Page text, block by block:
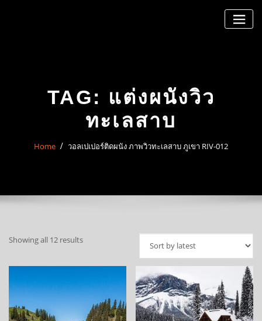
TAG: แต่งผนังวิว
ทะเลสาบ
Home วอลเปเปอร์ติดผนัง ภาพวิวทะเลสาบ ภูเขา RIV-012
Showing all 12 resultsSorted
latest